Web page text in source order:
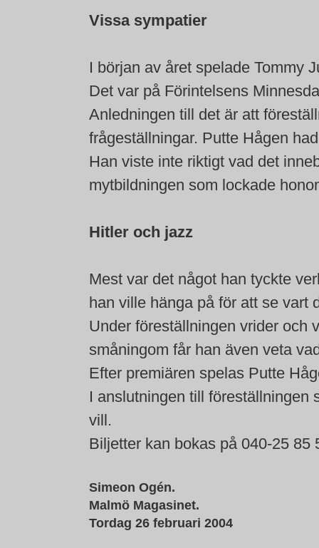
Vissa sympatier
I början av året spelade Tommy
Det var på Förintelsens
Anledningen till det är att
frågeställningar. Putte Hågen
Han viste inte riktigt vad det
mytbildningen som lockade
Hitler och jazz
Mest var det något han tyckte
han ville hänga på för att se vart
Under föreställningen vrider och
småningom får han även veta
Efter premiären spelas Putte
I anslutningen till föreställningen
vill.
Biljetter kan bokas på 040-25 85
Simeon Ogén.
Malmö Magasinet.
Tordag 26 februari 2004